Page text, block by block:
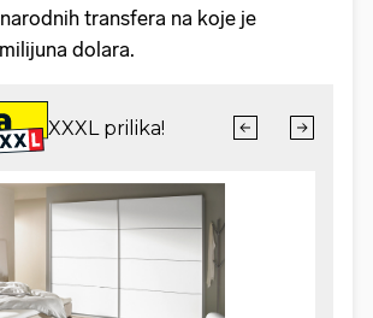
transfera na koje je
dolara.